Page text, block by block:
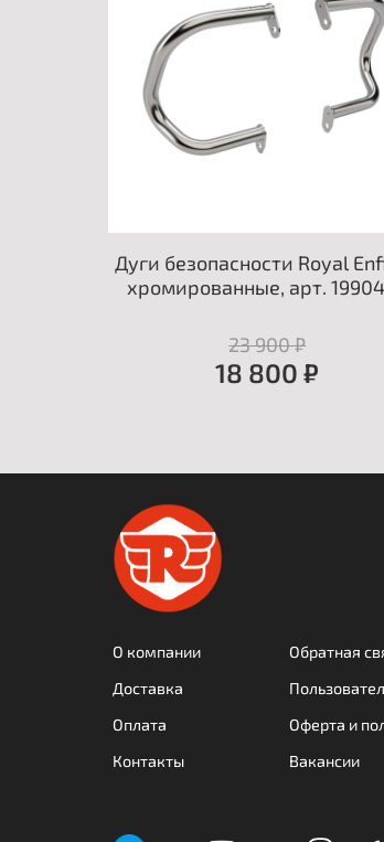
Дуги безопасности Royal
хромированные, арт.
23 900 ₽
18 800 ₽
О компании
Доставка
Оплата
Контакты
Обратная
Оферта и
Вакансии